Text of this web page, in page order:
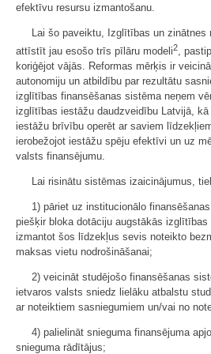
efektīvu resursu izmantošanu.
Lai šo paveiktu, Izglītības un zinātnes
attīstīt jau esošo trīs pīlāru modeli2
,
koriģējot vājās. Reformas mērķis ir
autonomiju un atbildību par rezultātu
izglītības finansēšanas sistēma neņem
izglītības iestāžu daudzveidību Latvijā,
iestāžu brīvību operēt ar saviem
ierobežojot iestāžu spēju efektīvi un uz
valsts finansējumu.
Lai risinātu sistēmas izaicinājumus,
1) pāriet uz institucionālo
piešķir bloka dotāciju augstākās
izmantot šos līdzekļus sevis noteikto
maksas vietu nodrošināšanai;
2) veicināt studējošo finansēšanas
ietvaros valsts sniedz lielāku atbalstu
ar noteiktiem sasniegumiem un/vai no
4) palielināt snieguma finansējuma
snieguma rādītājus;